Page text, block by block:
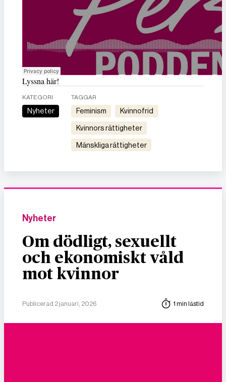
Lyssna här!
KATEGORI
Nyheter
TAGGAR
feminism kvinnofrid
kvinnors rättigheter
mänskliga rättigheter
Nyheter
Om dödligt, sexuellt
och ekonomiskt våld
mot kvinnor
Publicerad 2 januari, 2026 1 min lästid